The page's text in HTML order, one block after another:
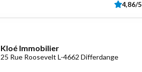
4,86/5
Kloé Immobilier
25 Rue Roosevelt L-4662 Differdange